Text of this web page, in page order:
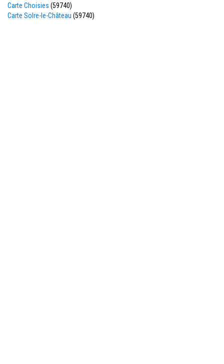
Carte Choisies (59740)
Carte Solre-le-Château (59740)